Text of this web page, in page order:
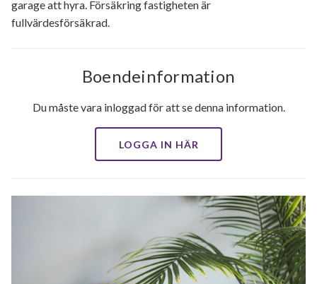
garage att hyra. Försäkring fastigheten är
fullvärdesförsäkrad.
Boendeinformation
Du måste vara inloggad för att se denna information.
LOGGA IN HÄR